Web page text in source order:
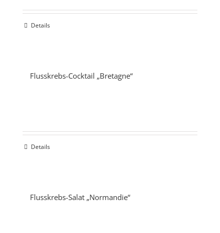
Details
Flusskrebs-Cocktail „Bretagne“
Details
Flusskrebs-Salat „Normandie“